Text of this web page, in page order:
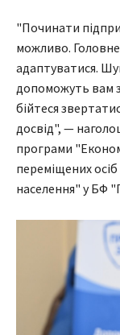
"Починати
можливо.
адаптуватися.
допоможуть вам
бійтеся
досвід", —
програми
переміщених
населення" у БФ